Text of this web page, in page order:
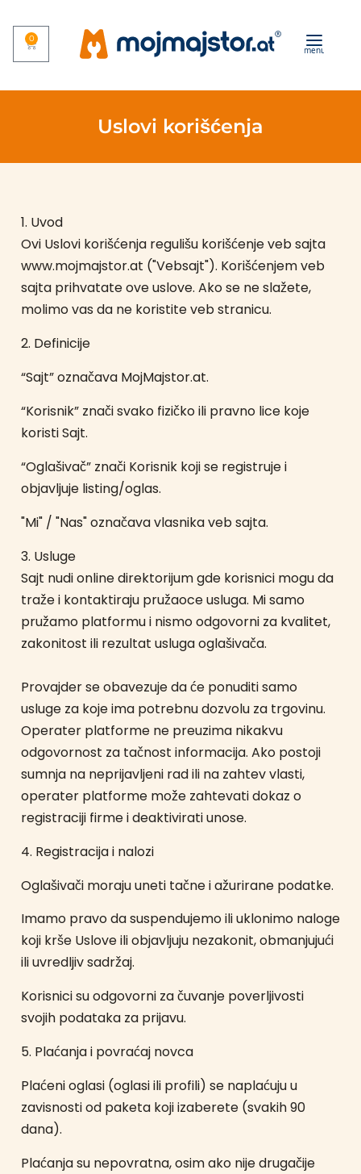
menu
0
Uslovi korišćenja
1. Uvod
Ovi Uslovi korišćenja regulišu korišćenje veb sajta
www.mojmajstor.at ("Vebsajt"). Korišćenjem veb
sajta prihvatate ove uslove. Ako se ne slažete,
molimo vas da ne koristite veb stranicu.
2. Definicije
“Sajt” označava MojMajstor.at.
“Korisnik” znači svako fizičko ili pravno lice koje
koristi Sajt.
“Oglašivač” znači Korisnik koji se registruje i
objavljuje listing/oglas.
"Mi" / "Nas" označava vlasnika veb sajta.
3. Usluge
Sajt nudi online direktorijum gde korisnici mogu da
traže i kontaktiraju pružaoce usluga. Mi samo
pružamo platformu i nismo odgovorni za kvalitet,
zakonitost ili rezultat usluga oglašivača.
Provajder se obavezuje da će ponuditi samo
usluge za koje ima potrebnu dozvolu za trgovinu.
Operater platforme ne preuzima nikakvu
odgovornost za tačnost informacija. Ako postoji
sumnja na neprijavljeni rad ili na zahtev vlasti,
operater platforme može zahtevati dokaz o
registraciji firme i deaktivirati unose.
4. Registracija i nalozi
Oglašivači moraju uneti tačne i ažurirane podatke.
Imamo pravo da suspendujemo ili uklonimo naloge
koji krše Uslove ili objavljuju nezakonit, obmanjujući
ili uvredljiv sadržaj.
Korisnici su odgovorni za čuvanje poverljivosti
svojih podataka za prijavu.
5. Plaćanja i povraćaj novca
Plaćeni oglasi (oglasi ili profili) se naplaćuju u
zavisnosti od paketa koji izaberete (svakih 90
dana).
Plaćanja su nepovratna, osim ako nije drugačije